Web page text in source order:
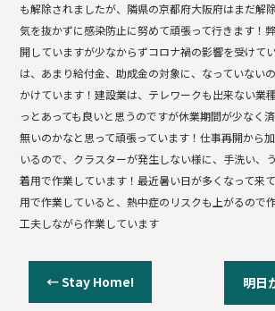
も解除されましたが、隣県の京都府大阪府はまだ解
気を抜かずに感染防止に努めて頑張って行きます！
開していますが少なからずコロナ禍の影響を受けて
は、あまり給付金、助成金の対象に、なっていない
かけています！建設業は、テレワークも出来ない業
っとあっても良いと思うのですが休業期間が少なく
無いのかなと思って頑張っています！仕事再開から
いるので、クラスターが発生しない様に、手洗い、
着用で作業しています！最近暑い日が多くなって来
用で作業していると、熱中症のリスクも上がるので
工夫しながら作業しています
←Stay Home! 明日